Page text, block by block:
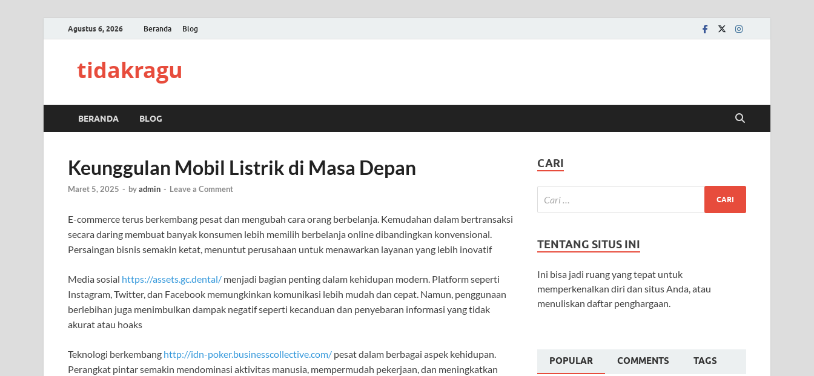
Agustus 6, 2026 Beranda Blog
tidakragu
BERANDA BLOG
Keunggulan Mobil Listrik di Masa Depan
Maret 5, 2025 - byadmin - Leave a Comment
E-commerce terus berkembang pesat dan mengubah cara orang berbelanja. Kemudahan dalam bertransaksi
secara daring membuat banyak konsumen lebih memilih berbelanja online dibandingkan konvensional.
Persaingan bisnis semakin ketat, menuntut perusahaan untuk menawarkan layanan yang lebih inovatif
Media sosial https://assets.gc.dental/ menjadi bagian penting dalam kehidupan modern. Platform seperti
Instagram, Twitter, dan Facebook memungkinkan komunikasi lebih mudah dan cepat. Namun, penggunaan
berlebihan juga menimbulkan dampak negatif seperti kecanduan dan penyebaran informasi yang tidak
akurat atau hoaks
Teknologi berkembang http://idn-poker.businesscollective.com/ pesat dalam berbagai aspek kehidupan.
Perangkat pintar semakin mendominasi aktivitas manusia, mempermudah pekerjaan, dan meningkatkan
CARI
TENTANG SITUS INI
Ini bisa jadi ruang yang tepat untuk
memperkenalkan diri dan situs Anda, atau
menuliskan daftar penghargaan.
POPULAR COMMENTS TAGS